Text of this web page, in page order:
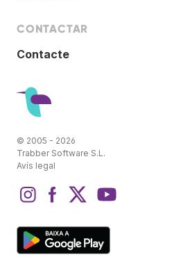
CONTACTAR
Contacte
© 2005 - 2026
Trabber Software S.L.
Avís legal